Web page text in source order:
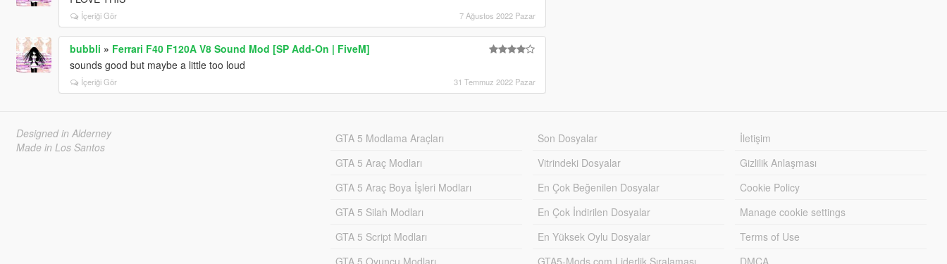
İçeriği Gör 7 Ağustos 2022 Pazar
bubbli » Ferrari F40 F120A V8 Sound Mod [SP Add-On | FiveM]
sounds good but maybe a little too loud
İçeriği Gör 31 Temmuz 2022 Pazar
Designed in Alderney
Made in Los Santos
GTA 5 Modlama Araçları
GTA 5 Araç Modları
GTA 5 Araç Boya İşleri Modları
GTA 5 Silah Modları
GTA 5 Script Modları
GTA 5 Oyuncu Modları
Son Dosyalar
Vitrindeki Dosyalar
En Çok Beğenilen Dosyalar
En Çok İndirilen Dosyalar
En Yüksek Oylu Dosyalar
GTA5-Mods.com Liderlik Sıralaması
İletişim
Gizlilik Anlaşması
Cookie Policy
Manage cookie settings
Terms of Use
DMCA